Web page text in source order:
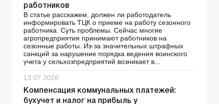
работников
В статье расскажем, должен ли работодатель
информировать ТЦК о приеме на работу сезонного
работника. Суть проблемы. Сейчас многие
агропредприятия принимают работников на
сезонные работы. Из-за значительных штрафных
санкций за нарушение порядка ведения воинского
учета у сельхозпредприятий возникает в...
13.07.2026
Компенсация коммунальных платежей:
бухучет и налог на прибыль у